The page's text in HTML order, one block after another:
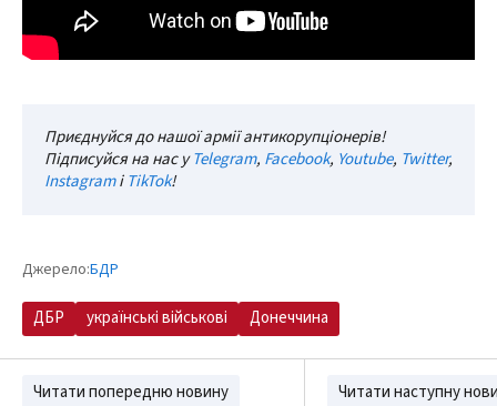
Приєднуйся до нашої армії антикорупціонерів!
Підписуйся на нас уTelegram, Facebook, Youtube, Twitter,
InstagramіTikTok!
Джерело:БДР
ДБР українські військові Донеччина
Читати попередню новину Читати наступну